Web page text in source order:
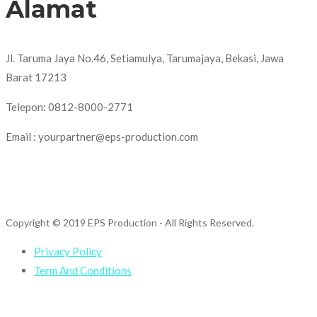
Alamat
Jl. Taruma Jaya No.46, Setiamulya, Tarumajaya, Bekasi, Jawa
Barat 17213
Telepon: 0812-8000-2771
Email : yourpartner@eps-production.com
Copyright © 2019 EPS Production - All Rights Reserved.
Privacy Policy
Term And Conditions